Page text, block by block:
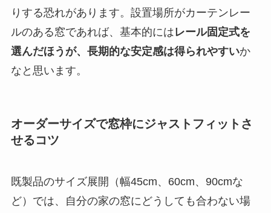
りする恐れがあります。設置場所がカーテンレー
ルのある窓であれば、基本的にはレール固定式を
選んだほうが、長期的な安定感は得られやすいか
なと思います。
オーダーサイズで窓枠にジャストフィットさ
せるコツ
既製品のサイズ展開（幅45cm、60cm、90cmな
ど）では、自分の家の窓にどうしても合わない場